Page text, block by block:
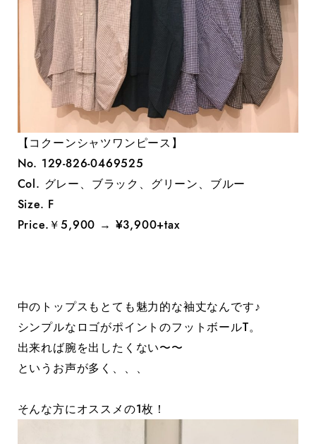
【コクーンシャツワンピース】
No. 129-826-0469525
Col. グレー、ブラック、グリーン、ブルー
Size. F
Price.￥5,900 → ¥3,900+tax
中のトップスもとても魅力的な袖丈なんです♪
シンプルなロゴがポイントのフットボールT。
出来れば腕を出したくない〜〜
というお声が多く、、、
そんな方にオススメの1枚！